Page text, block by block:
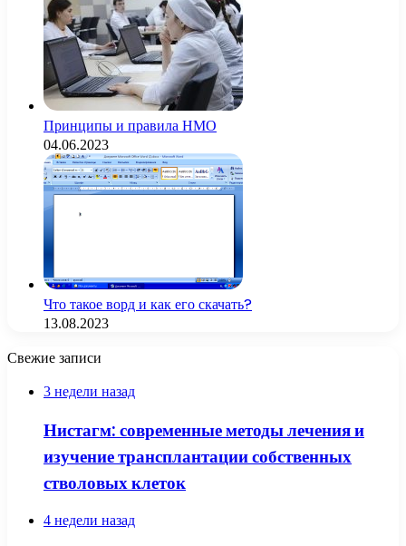
Принципы и правила НМО
04.06.2023
Что такое ворд и как его скачать?
13.08.2023
Свежие записи
3 недели назад
Нистагм: современные методы лечения и
изучение трансплантации собственных
стволовых клеток
4 недели назад